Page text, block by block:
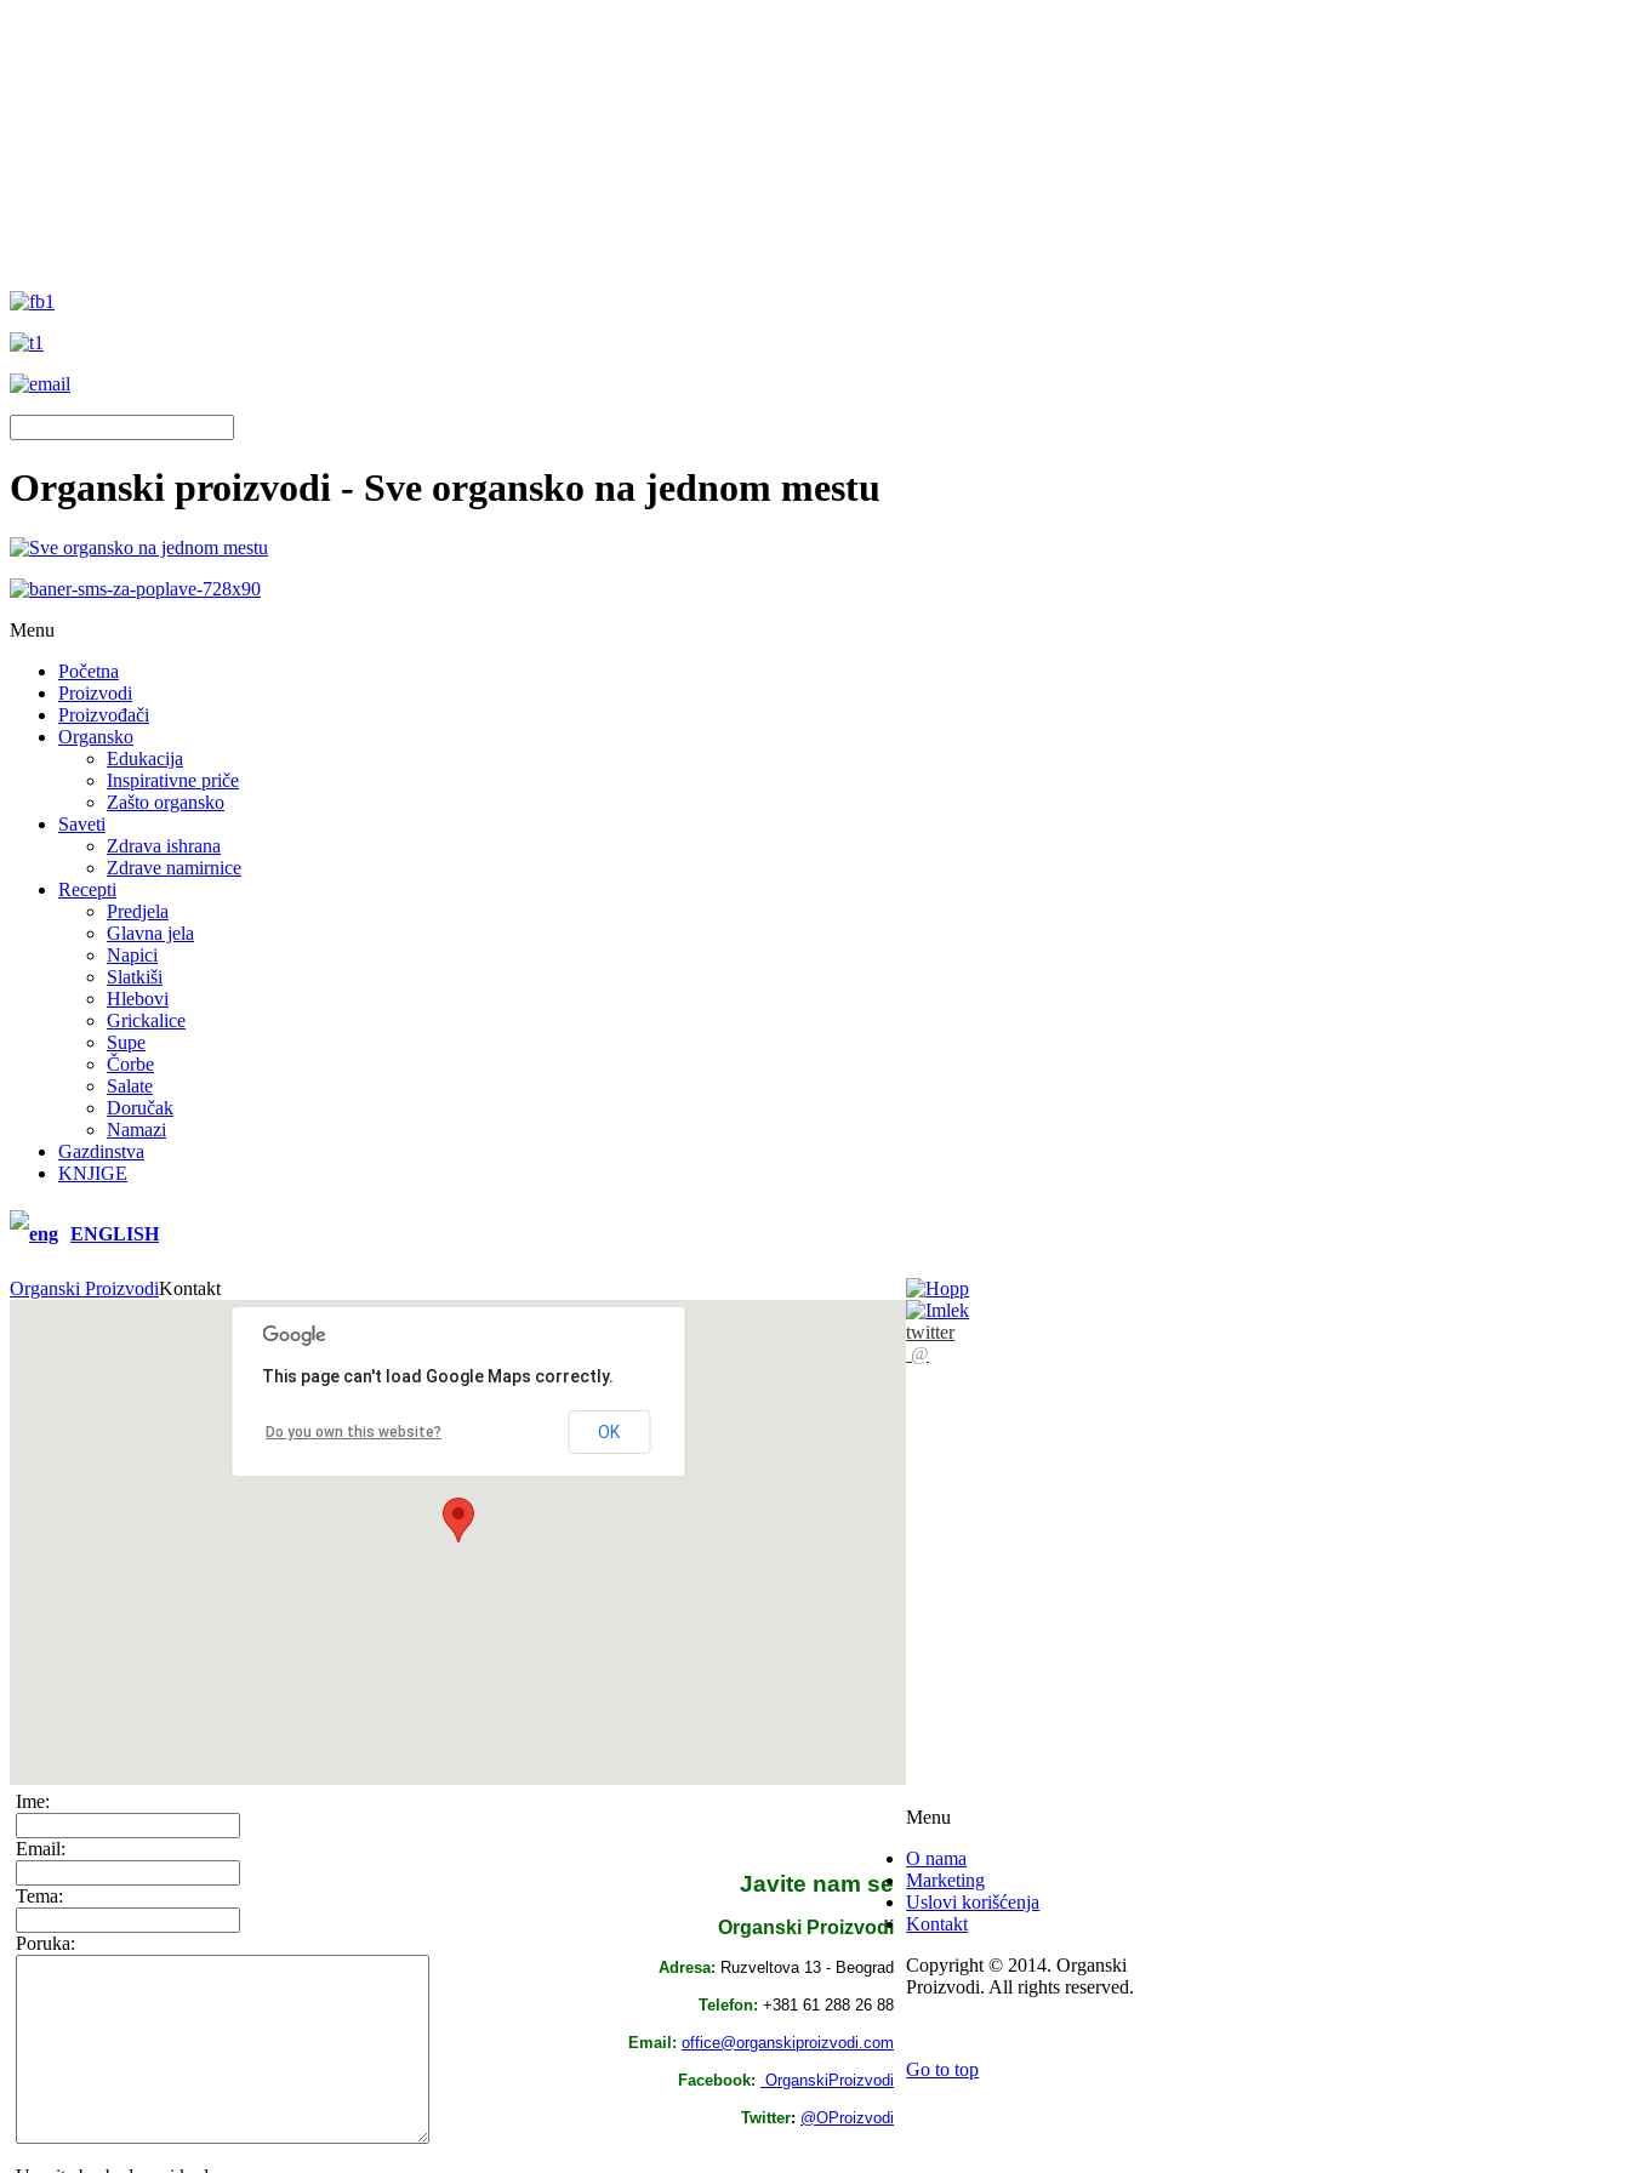
Organski proizvodi - Sve organsko na jednom mestu
Menu
Početna
Proizvodi
Proizvođači
Organsko
Edukacija
Inspirativne priče
Zašto organsko
Saveti
Zdrava ishrana
Zdrave namirnice
Recepti
Predjela
Glavna jela
Napici
Slatkiši
Hlebovi
Grickalice
Supe
Čorbe
Salate
Doručak
Namazi
Gazdinstva
KNJIGE
ENGLISH
Organski ProizvodiKontakt
This page can't load Google Maps correctly.
Do you own this website? OK
Ime:
Email:
Tema:
Poruka:
Javite nam se
Organski Proizvodi
Adresa: Ruzveltova 13 - Beograd
Telefon: +381 61 288 26 88
Email: office@organskiproizvodi.com
Facebook: OrganskiProizvodi
Twitter: @OProizvodi
twitter
@
Menu
O nama
Marketing
Uslovi korišćenja
Kontakt
Copyright © 2014. Organski
Proizvodi. All rights reserved.
Go to top